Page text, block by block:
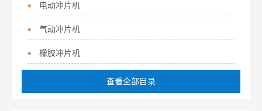
电动冲片机
气动冲片机
橡胶冲片机
查看全部目录